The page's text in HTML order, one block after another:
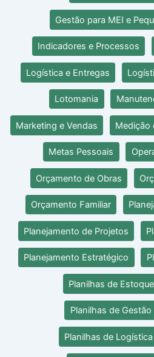
Gestão para MEI e
Indicadores e Processos
Logística e Entregas
Lotomania
Marketing e Vendas Medição
Metas Pessoais
Orçamento de Obras
Orçamento Familiar
Planejamento de Projetos
Planejamento Estratégico
Planilhas de
Planilhas de
Planilhas de